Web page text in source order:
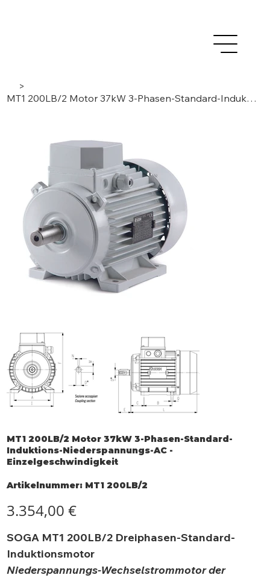
>
MT1 200LB/2 Motor 37kW 3-Phasen-Standard-Induktions-Niederspannungs-AC - Einzelgeschwindigkeit
MT1 200LB/2 Motor 37kW 3-Phasen-Standard-
Induktions-Niederspannungs-AC -
Einzelgeschwindigkeit
Artikelnummer: Artikelnummer:
MT1
MT1 200LB/2
3.354,00 €
SOGA MT1 200LB/2 Dreiphasen-Standard-
Induktionsmotor
Niederspannungs-Wechselstrommotor der